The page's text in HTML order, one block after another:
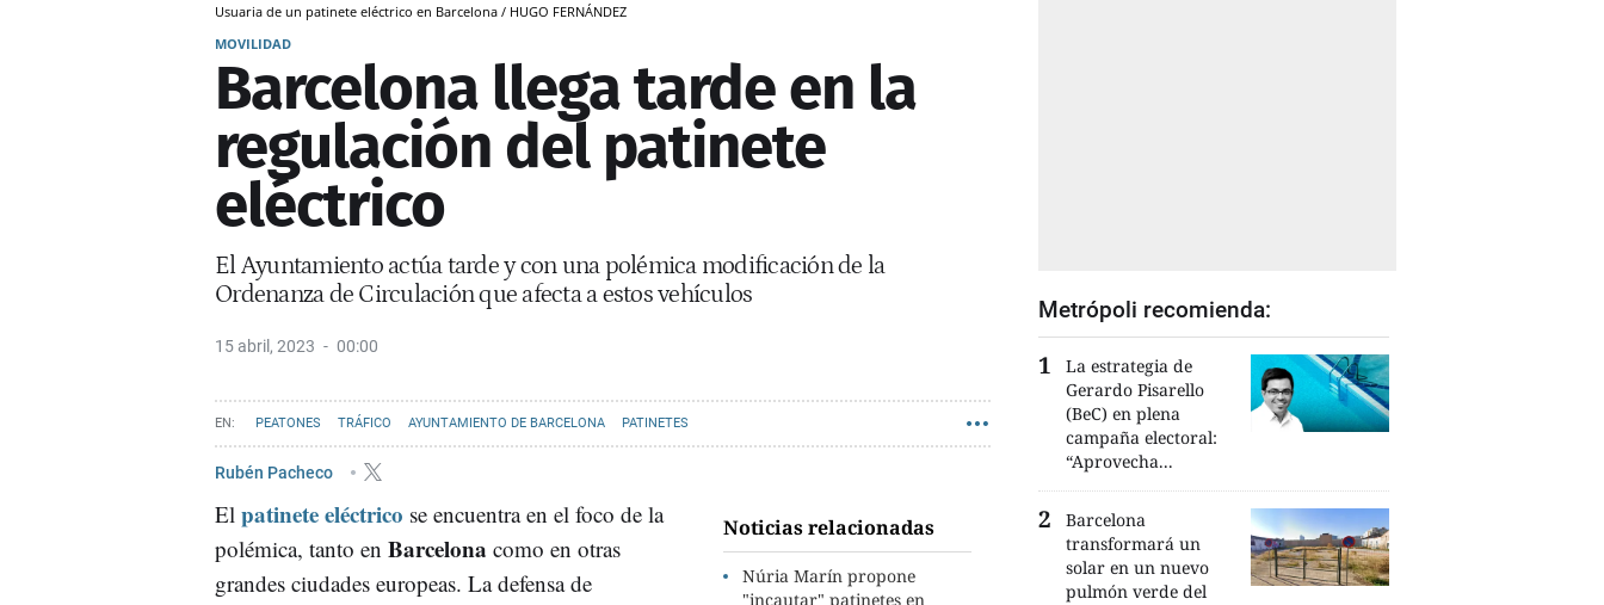
Usuaria de un patinete eléctrico en Barcelona / HUGO FERNÁNDEZ
MOVILIDAD
Barcelona llega tarde en la
regulación del patinete
eléctrico
El Ayuntamiento actúa tarde y con una polémica modificación de la
Ordenanza de Circulación que afecta a estos vehículos
15 abril, 2023 00:00
PEATONES TRÁFICO AYUNTAMIENTO DE BARCELONA PATINETES
Rubén Pacheco
Noticias relacionadas
Núria Marín propone
"incautar" patinetes en
El patinete eléctrico se encuentra en el foco de la
polémica, tanto en Barcelona como en otras
grandes ciudades europeas. La defensa de
Metrópoli recomienda:
La estrategia de
Gerardo Pisarello
(BeC) en plena
campaña electoral:
“Aprovecha...
Barcelona
transformará un
solar en un nuevo
pulmón verde del